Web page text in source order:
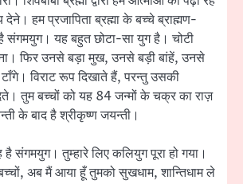
देने। हम प्रजापिता ब्रह्मा के बच्चे ब्राह्मण-
संगमयुग। यह बहुत छोटा-सा युग है। चोटी
फिर उनसे बड़ा मुख, उनसे बड़ी बांहें, उनसे
विराट रूप दिखाते हैं, परन्तु उसकी
तुम बच्चों को यह 84 जन्मों के चक्र का राज़
के बाद है श्रीकृष्ण जयन्ती।
संगमयुग। तुम्हारे लिए कलियुग पूरा हो गया।
अब मैं आया हूँ तुमको सुखधाम, शान्तिधाम ले